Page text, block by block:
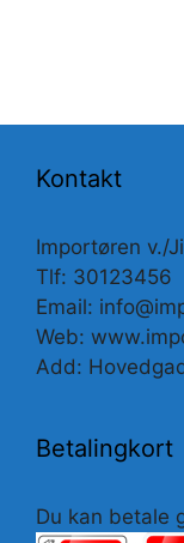
Kontakt
Importøren v./
Tlf: 30123456
Email:
Web:
Add:
Betalingkort
Du kan betale